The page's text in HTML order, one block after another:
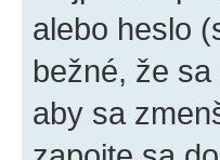
alebo heslo
bežné, že
aby sa